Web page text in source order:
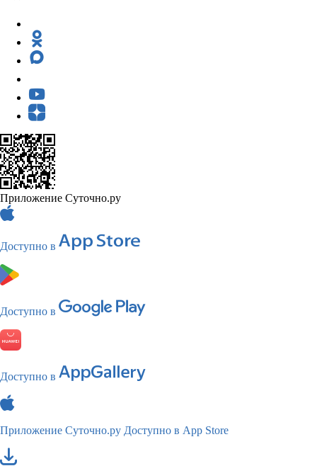
Приложение Суточно.ру
Доступно в
Доступно в
Доступно в
Приложение Суточно.ру Доступно в App Store